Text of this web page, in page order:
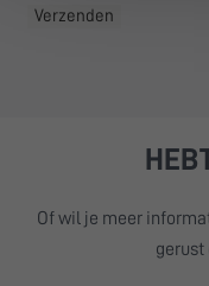
Of wil je meer
gerust